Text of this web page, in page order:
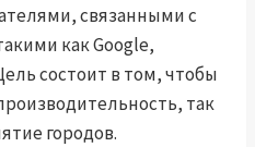
связанными с
как Google,
состоит в том, чтобы
так
городов.